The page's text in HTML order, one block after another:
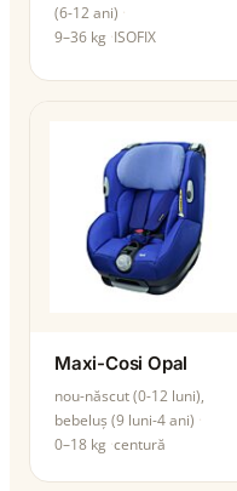
(6-12 ani)
9–36 kg ISOFIX
Maxi-Cosi Opal
nou-născut (0-12 luni),
bebeluș (9 luni-4 ani)
0–18 kg centură